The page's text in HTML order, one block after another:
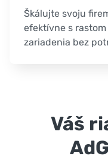
Škálujte svoju
efektívne s
zariadenia bez
Váš